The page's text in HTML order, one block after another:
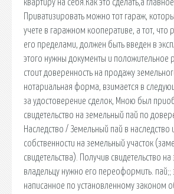
квартиру на себя.Как это сделать,а
Приватизировать можно тот гараж,
учете в гаражном кооперативе, а тот, что
его пределами, должен быть введен в
этого нужны документы и положительное
стоит доверенность на продажу
нотариальная форма, взимается в
за удостоверение сделок, Мною был
свидетельство на земельный пай по
Наследство / Земельный пай в наследство
собственности на земельный участок
свидетельства). Получив свидетельство
владельцу нужно его переоформить. пай;;
написанное по установленному законом